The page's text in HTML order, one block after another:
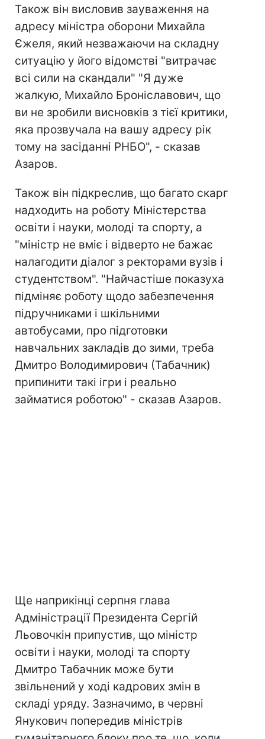
Також він висловив зауваження на
адресу міністра оборони Михайла
Єжеля, який незважаючи на складну
ситуацію у його відомстві "витрачає
всі сили на скандали" "Я дуже
жалкую, Михайло Броніславович, що
ви не зробили висновків з тієї критики,
яка прозвучала на вашу адресу рік
тому на засіданні РНБО", - сказав
Азаров.
Також він підкреслив, що багато скарг
надходить на роботу Міністерства
освіти і науки, молоді та спорту, а
"міністр не вміє і відверто не бажає
налагодити діалог з ректорами вузів і
студентством". "Найчастіше показуха
підміняє роботу щодо забезпечення
підручниками і шкільними
автобусами, про підготовки
навчальних закладів до зими, треба
Дмитро Володимирович (Табачник)
припинити такі ігри і реально
займатися роботою" - сказав Азаров.
Ще наприкінці серпня глава
Адміністрації Президента Сергій
Льовочкін припустив, що міністр
освіти і науки, молоді та спорту
Дмитро Табачник може бути
звільнений у ході кадрових змін в
складі уряду. Зазначимо, в червні
Янукович попередив міністрів